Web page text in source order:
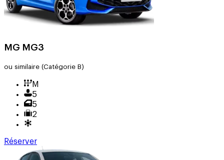
MG MG3
ou similaire (Catégorie B)
M
5
5
2
Réserver